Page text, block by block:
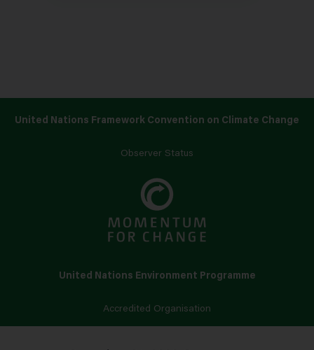
United Nations Framework Convention on Climate Change
Observer Status
United Nations Environment Programme
Accredited Organisation